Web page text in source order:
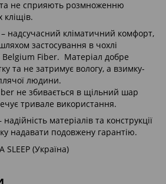
не сприяють розмноженню
кліщів.
– надсучасний кліматичний комфорт,
застосування в чохлі
Belgium Fiber. Матеріал добре
та не затримує вологу, а взимку-
людини.
не збивається в щільний шар
тривале використання.
надійність матеріалів та конструкції
надавати подовжену гарантію.
SLEEP (Україна)